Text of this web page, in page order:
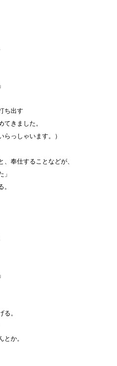
ち出す
きました。
らっしゃいます。）
奉仕することなどが、
」
る。
とか。